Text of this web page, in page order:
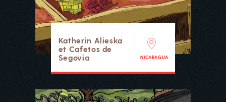
Katherin Alieska
et Cafetos de
Segovia
NICARAGUA